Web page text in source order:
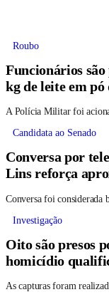
Roubo
Funcionários são
kg de leite em
A Polícia Militar foi
Candidata ao Senado
Conversa por
Lins reforça
Conversa foi considerada
Investigação
Oito são presos
homicídio
As capturas foram